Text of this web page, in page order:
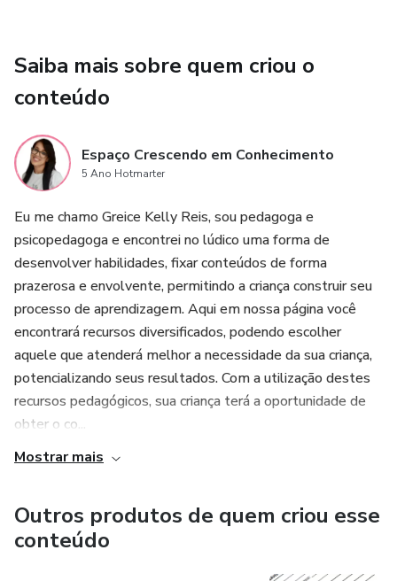
Saiba mais sobre quem criou o
conteúdo
Espaço Crescendo em Conhecimento
5 Ano Hotmarter
Eu me chamo Greice Kelly Reis, sou pedagoga e
psicopedagoga e encontrei no lúdico uma forma de
desenvolver habilidades, fixar conteúdos de forma
prazerosa e envolvente, permitindo a criança construir seu
processo de aprendizagem. Aqui em nossa página você
encontrará recursos diversificados, podendo escolher
aquele que atenderá melhor a necessidade da sua criança,
potencializando seus resultados. Com a utilização destes
recursos pedagógicos, sua criança terá a oportunidade de
obter o co...
Mostrar mais
Outros produtos de quem criou esse
conteúdo